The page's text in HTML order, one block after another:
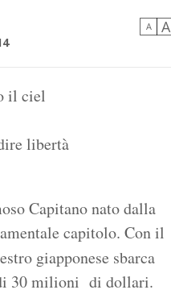
A A
il ciel
libertà
Capitano nato dalla
capitolo. Con il
giapponese sbarca
30 milioni di dollari.